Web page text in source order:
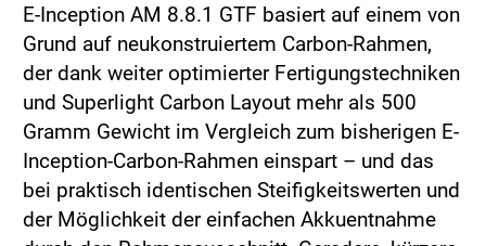
E-Inception AM 8.8.1 GTF basiert auf einem von
Grund auf neukonstruiertem Carbon-Rahmen,
der dank weiter optimierter Fertigungstechniken
und Superlight Carbon Layout mehr als 500
Gramm Gewicht im Vergleich zum bisherigen E-
Inception-Carbon-Rahmen einspart – und das
bei praktisch identischen Steifigkeitswerten und
der Möglichkeit der einfachen Akkuentnahme